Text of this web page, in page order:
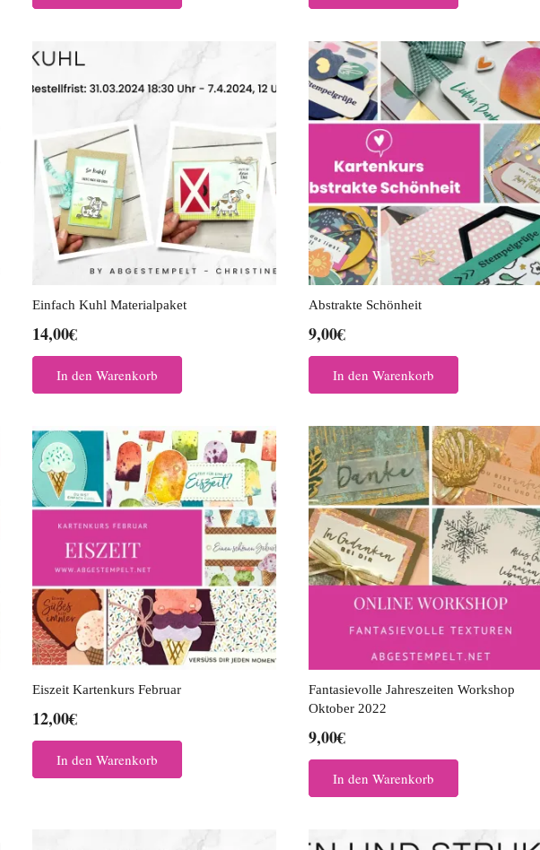
Einfach Kuhl Materialpaket
14,00€
In den Warenkorb
Abstrakte Schönheit
9,00€
In den Warenkorb
Eiszeit Kartenkurs Februar
12,00€
In den Warenkorb
Fantasievolle Jahreszeiten Workshop
Oktober 2022
9,00€
In den Warenkorb